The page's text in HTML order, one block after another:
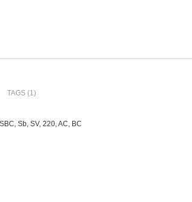
TAGS (1)
Sb, SV, 220, AC, BC